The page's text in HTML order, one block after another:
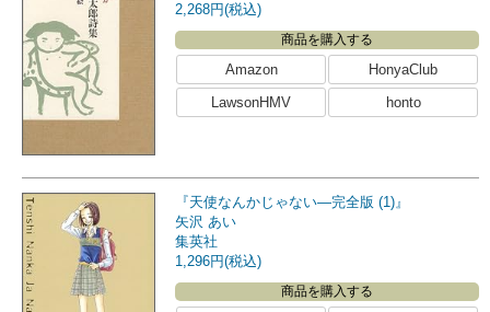
2,268円(税込)
商品を購入する
Amazon
HonyaClub
LawsonHMV
honto
『天使なんかじゃない―完全版 (1)』
矢沢 あい
集英社
1,296円(税込)
商品を購入する